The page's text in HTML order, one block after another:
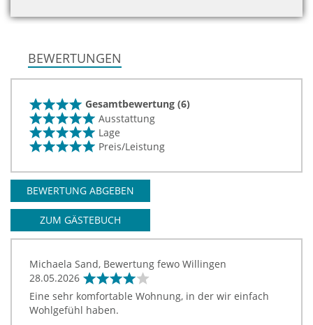
BEWERTUNGEN
Gesamtbewertung (6)
Ausstattung
Lage
Preis/Leistung
BEWERTUNG ABGEBEN
ZUM GÄSTEBUCH
Michaela Sand, Bewertung fewo Willingen
28.05.2026
Eine sehr komfortable Wohnung, in der wir einfach
Wohlgefühl haben.